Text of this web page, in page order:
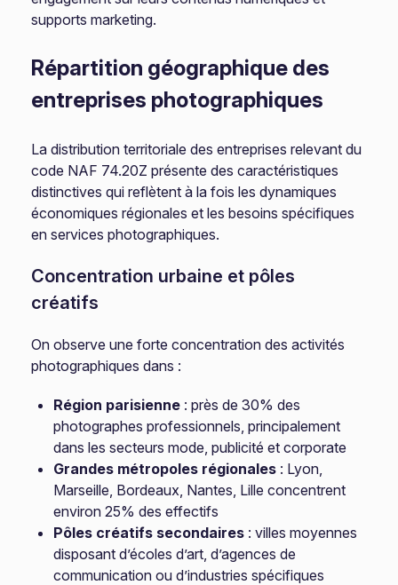
supports marketing.
Répartition géographique des
entreprises photographiques
La distribution territoriale des entreprises relevant du
code NAF 74.20Z présente des caractéristiques
distinctives qui reflètent à la fois les dynamiques
économiques régionales et les besoins spécifiques
en services photographiques.
Concentration urbaine et pôles
créatifs
On observe une forte concentration des activités
photographiques dans :
Région parisienne : près de 30% des
photographes professionnels, principalement
dans les secteurs mode, publicité et corporate
Grandes métropoles régionales : Lyon,
Marseille, Bordeaux, Nantes, Lille concentrent
environ 25% des effectifs
Pôles créatifs secondaires : villes moyennes
disposant d’écoles d’art, d’agences de
communication ou d’industries spécifiques